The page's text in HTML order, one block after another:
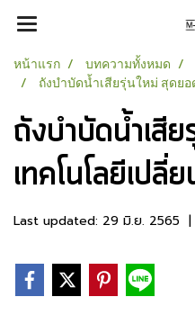
หน้าแรก บทความทั้งหมด
ถังบำบัดน้ำเสียรุ่นใหม่ สุดย
ถังบำบัดน้ำเสี
เทคโนโลยีเปลี่
Last updated: 29 มิ.ย. 2565 |